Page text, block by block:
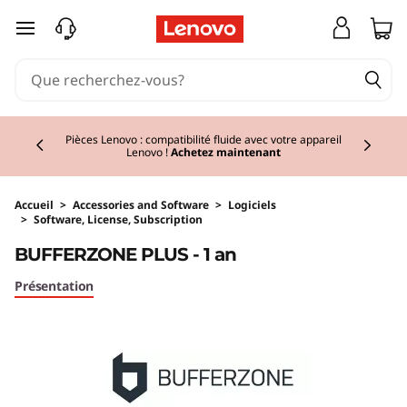
passer au contenu principal
Pièces Lenovo : compatibilité fluide avec votre appareil
Lenovo !Achetez maintenant
Accueil > Accessories and Software > Logiciels
> Software, License, Subscription
BUFFERZONE PLUS - 1 an
Présentation